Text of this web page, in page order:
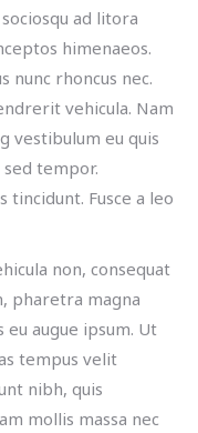
ad litora
himenaeos.
nunc rhoncus nec.
vehicula. Nam
vestibulum eu quis
tempor.
tincidunt. Fusce a leo
non, consequat
pharetra magna
augue ipsum. Ut
tempus velit
nibh, quis
mollis massa nec